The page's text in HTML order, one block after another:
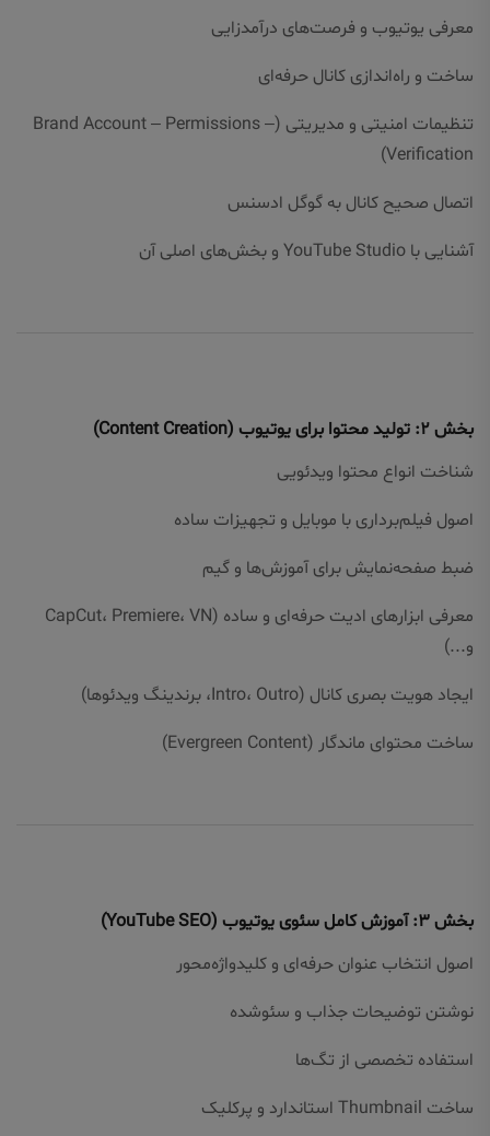
معرفی یوتیوب و فرصت‌های درآمدزایی
ساخت و راه‌اندازی کانال حرفه‌ای
تنظیمات امنیتی و مدیریتی (Brand Account – Permissions –
Verification)
اتصال صحیح کانال به گوگل ادسنس
آشنایی با YouTube Studio و بخش‌های اصلی آن
بخش ۲: تولید محتوا برای یوتیوب (Content Creation)
شناخت انواع محتوا ویدئویی
اصول فیلم‌برداری با موبایل و تجهیزات ساده
ضبط صفحه‌نمایش برای آموزش‌ها و گیم
معرفی ابزارهای ادیت حرفه‌ای و ساده (CapCut، Premiere، VN
و...)
ایجاد هویت بصری کانال (Intro، Outro، برندینگ ویدئوها)
ساخت محتوای ماندگار (Evergreen Content)
بخش ۳: آموزش کامل سئوی یوتیوب (YouTube SEO)
اصول انتخاب عنوان حرفه‌ای و کلیدواژه‌محور
نوشتن توضیحات جذاب و سئو‌شده
استفاده تخصصی از تگ‌ها
ساخت Thumbnail استاندارد و پرکلیک